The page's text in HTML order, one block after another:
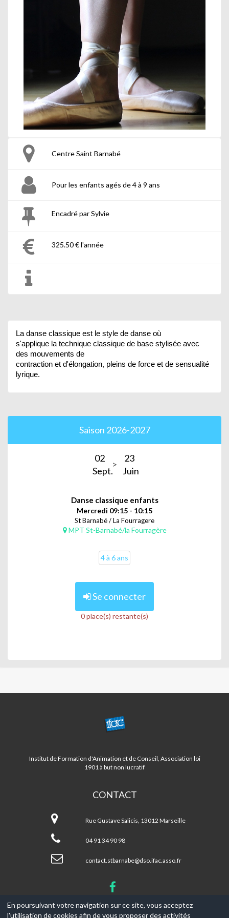
Centre Saint Barnabé
Pour les enfants agés de 4 à 9 ans
Encadré par Sylvie
325.50 € l'année
La danse classique est le style de danse où
s'applique la technique classique de base stylisée avec
des mouvements de
contraction et d'élongation, pleins de force et de sensualité
lyrique.
Saison 2026-2027
02
Sept.
23
Juin
Danse classique enfants
Mercredi 09:15 - 10:15
St Barnabé / La Fourragere
MPT St-Barnabé/la Fourragère
4 à 6 ans
Se connecter
0 place(s) restante(s)
CENTRE
ST
Institut de Formation d'Animation et de Conseil, Association loi
1901 à but non lucratif
CONTACT
BARNABE/LA
FOURRAGERE
Rue Gustave Salicis, 13012 Marseille
04 91 34 90 98
contact.stbarnabe@dso.ifac.asso.fr
En poursuivant votre navigation sur ce site, vous acceptez
l'utilisation de cookies afin de vous proposer des activités